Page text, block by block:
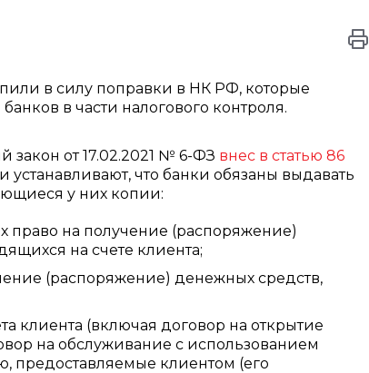
в силу поправки в НК РФ, которые
в части налогового контроля.
от 17.02.2021 № 6-ФЗ внес в статью 86
устанавливают, что банки обязаны выдавать
у них копии:
право на получение (распоряжение)
на счете клиента;
(распоряжение) денежных средств,
клиента (включая договор на открытие
на обслуживание с использованием
предоставляемые клиентом (его